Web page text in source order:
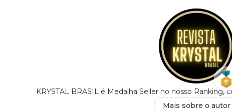
KRYSTAL BRASIL é Medalha Seller no nosso Ranking,
Mais sobre o autor